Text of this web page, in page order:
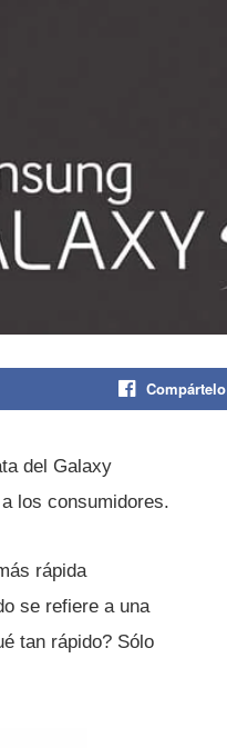
Compártelo
del Galaxy
los consumidores.
rápida
se refiere a una
tan rápido? Sólo